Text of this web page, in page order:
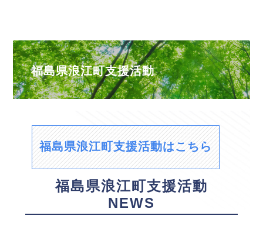
福島県浪江町支援活動
福島県浪江町支援活動はこちら
福島県浪江町支援活動
NEWS